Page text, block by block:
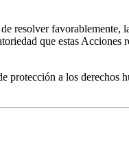
resolver favorablemente,
que estas Acciones
protección a los derechos